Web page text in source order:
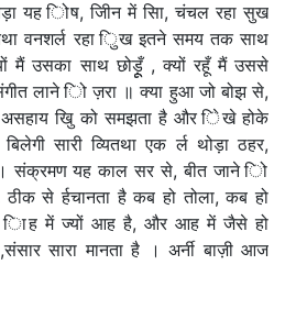
यह िोष, जीिन में सिा, चंचल रहा सुख
वनशर्ल रहा िुख इतने समय तक साथ
मैं उसका साथ छोड़ूूँ , क्यों रहूँ मैं उससे
लाने िो ज़रा ॥ क्या हुआ जो बोझ से,
खुि को समझता है और िेखे होके
सारी व्यितथा एक र्ल थोड़ा ठहर,
संक्रमण यह काल सर से, बीत जाने िो
से र्हचानता है कब हो तोला, कब हो
िाह में ज्यों आह है, और आह में जैसे हो
सारा मानता है । अर्नी बाज़ी आज